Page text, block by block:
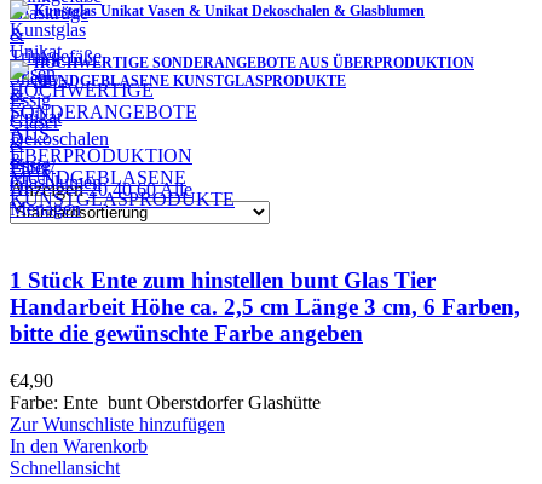
Kunstglas Unikat Vasen & Unikat Dekoschalen & Glasblumen
HOCHWERTIGE SONDERANGEBOTE AUS ÜBERPRODUKTION
MUNDGEBLASENE KUNSTGLASPRODUKTE
Filter
Anzeigen204060Alle
1 Stück Ente zum hinstellen bunt Glas Tier
Handarbeit Höhe ca. 2,5 cm Länge 3 cm, 6 Farben,
bitte die gewünschte Farbe angeben
€4,90
Farbe: Ente bunt Oberstdorfer Glashütte
Zur Wunschliste hinzufügen
In den Warenkorb
Schnellansicht